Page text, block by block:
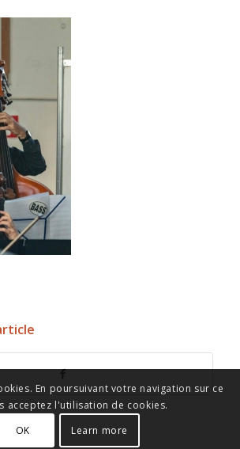
En poursuivant votre navigation sur ce
acceptez l'utilisation de cookies.
OK
Learn more